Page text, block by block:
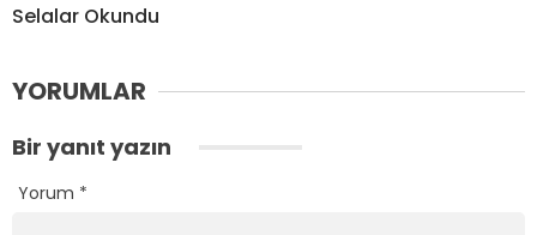
Selalar Okundu
YORUMLAR
Bir yanıt yazın
Yorum *